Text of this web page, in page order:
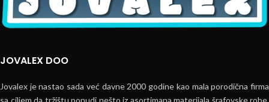
JOVALEX DOO
Jovalex je nastao sada već davne 2000 godine kao mala porodična firma
sa ciljem da tržištu ponudi nešto iz asortimana materijala šrafovske robe,